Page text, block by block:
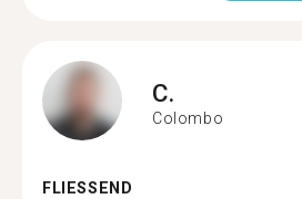
C.
Colombo
FLIESSEND